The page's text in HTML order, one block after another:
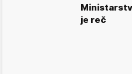
je reč